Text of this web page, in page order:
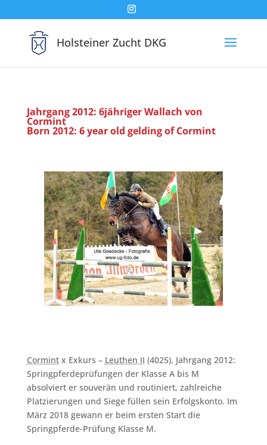
Holsteiner Zucht DKG
Jahrgang 2012: 6jähriger Wallach von
Cormint
Born 2012: 6 year old gelding of Cormint
Cormintx Exkurs – Leuthen II (4025), Jahrgang 2012:
Springpferdeprüfungen der Klasse A bis M
absolviert er souverän und routiniert, zahlreiche
Platzierungen und Siege füllen sein Erfolgskonto. Im
März 2018 gewann er beim ersten Start die
Springpferde-Prüfung Klasse M.